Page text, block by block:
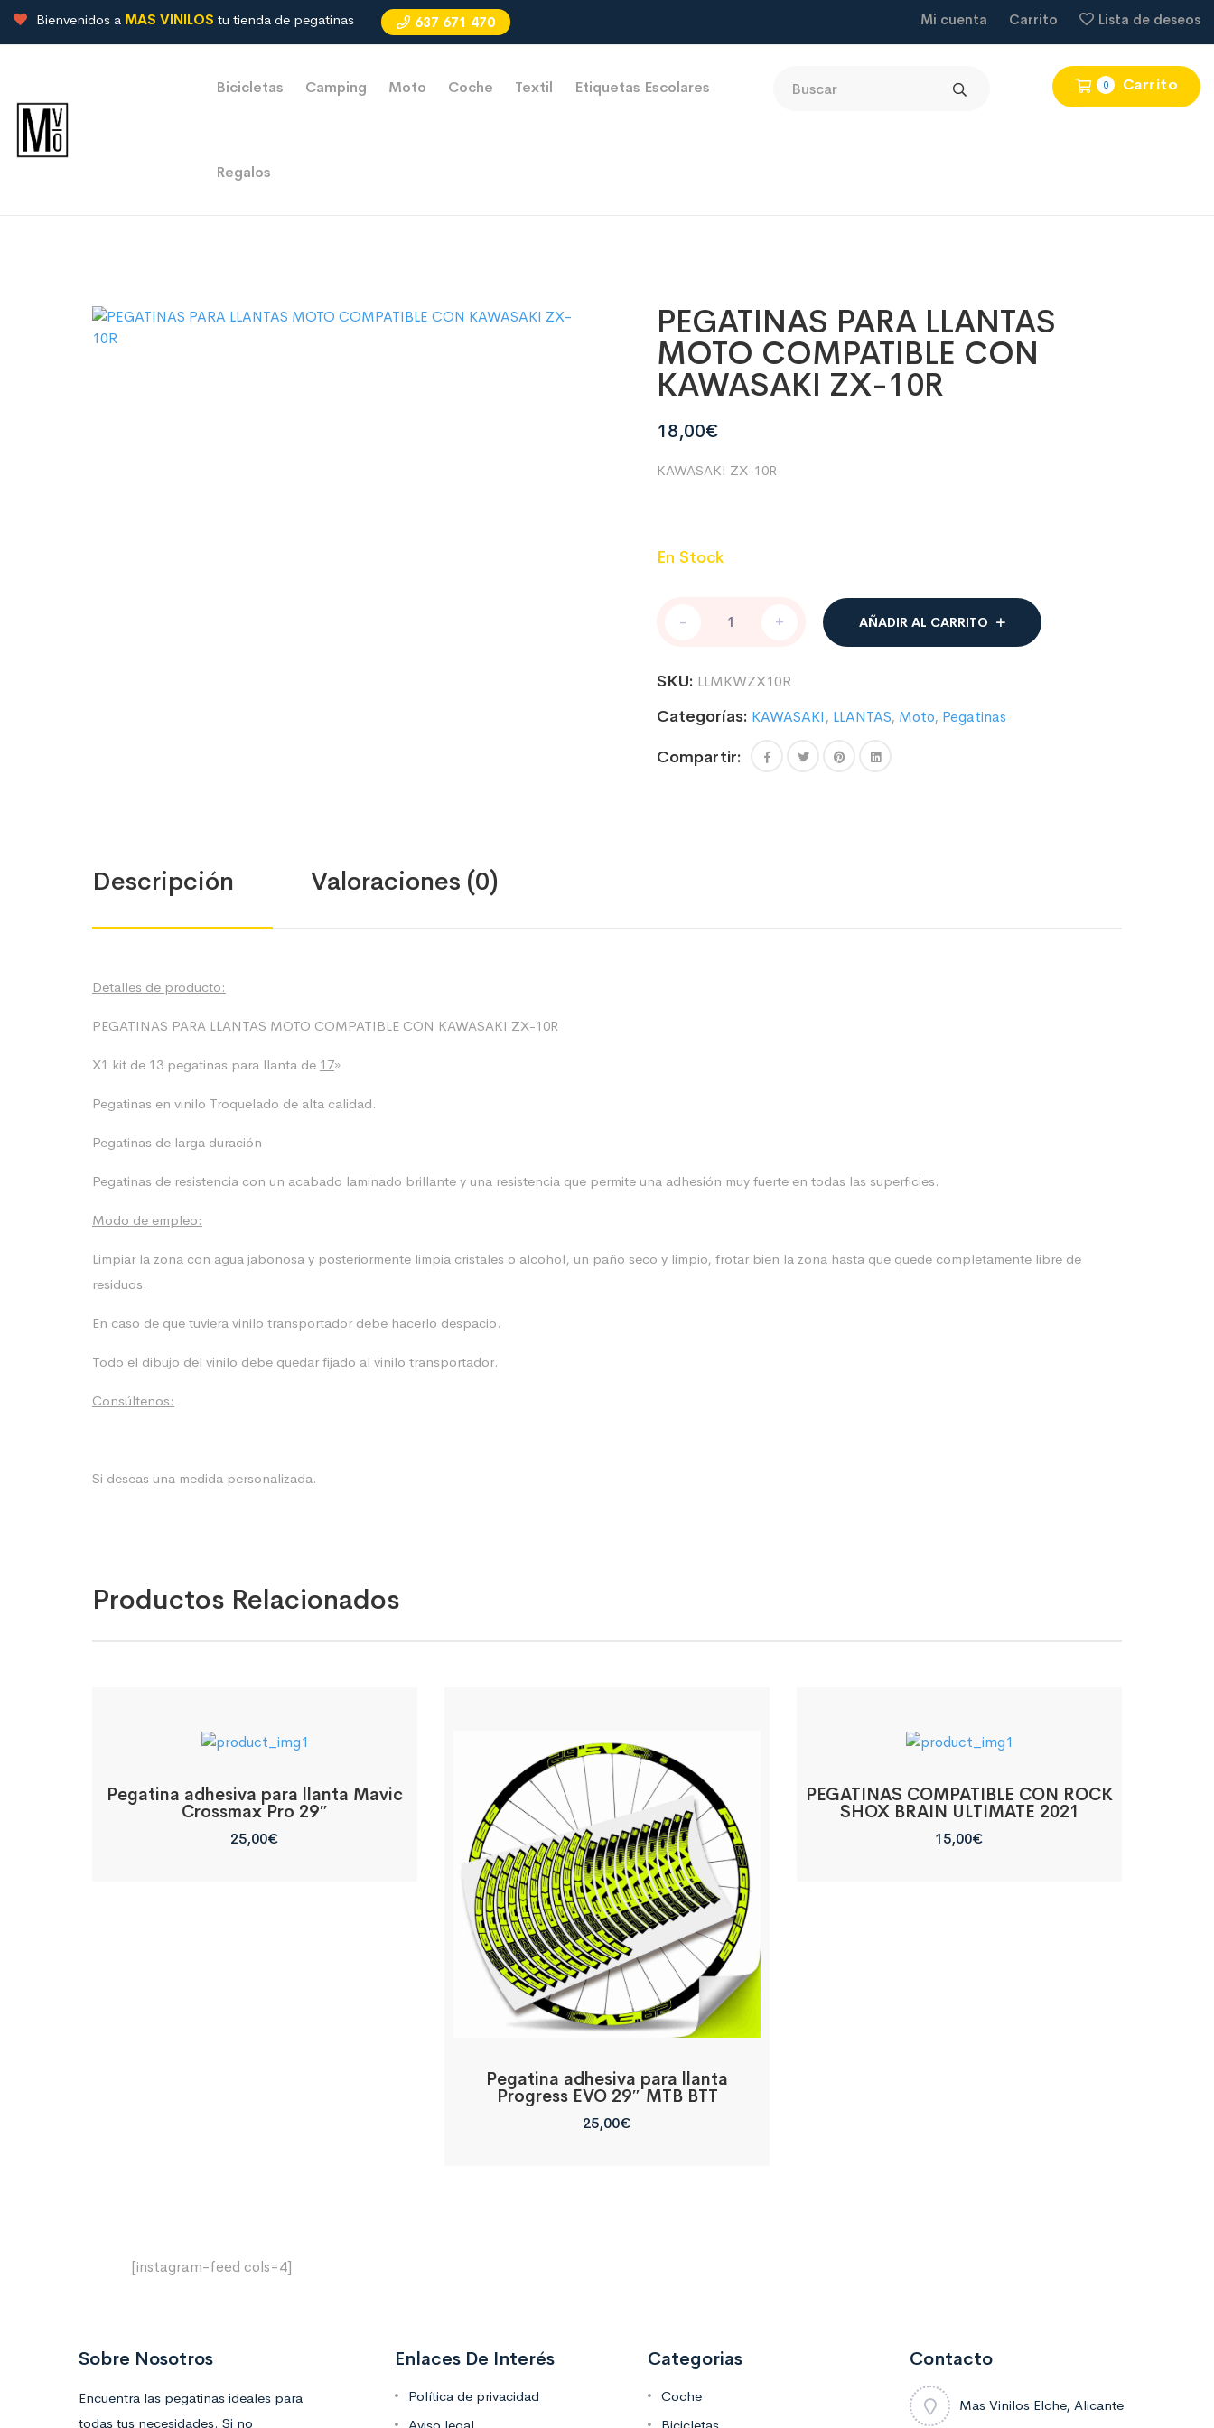
Bienvenidos a MAS VINILOS tu tienda de pegatinas 637 671 470 Mi cuenta Carrito Lista de deseos
0 Carrito
Bicicletas Camping Moto Coche Textil Etiquetas Escolares
Regalos
PEGATINAS PARA LLANTAS
MOTO COMPATIBLE CON
KAWASAKI ZX-10R
18,00€
KAWASAKI ZX-10R
En Stock
PARA
COMPATIBLE
KAWASAKI
10R
- + AÑADIR AL CARRITO
SKU: LLMKWZX10R
Categorías: KAWASAKI, LLANTAS, Moto, Pegatinas
Compartir:
Descripción Valoraciones (0)
Detalles de producto:
PEGATINAS PARA LLANTAS MOTO COMPATIBLE CON KAWASAKI ZX-10R
X1 kit de 13 pegatinas para llanta de 17»
Pegatinas en vinilo Troquelado de alta calidad.
Pegatinas de larga duración
Pegatinas de resistencia con un acabado laminado brillante y una resistencia que permite una adhesión muy fuerte en todas las superficies.
Modo de empleo:
Limpiar la zona con agua jabonosa y posteriormente limpia cristales o alcohol, un paño seco y limpio, frotar bien la zona hasta que quede completamente libre de
residuos.
En caso de que tuviera vinilo transportador debe hacerlo despacio.
Todo el dibujo del vinilo debe quedar fijado al vinilo transportador.
Consúltenos:
Si deseas una medida personalizada.
Productos Relacionados
Pegatina adhesiva para llanta Mavic
Crossmax Pro 29″
25,00€
Pegatina adhesiva para llanta
Progress EVO 29″ MTB BTT
25,00€
PEGATINAS COMPATIBLE CON ROCK
SHOX BRAIN ULTIMATE 2021
15,00€
[instagram-feed cols=4]
Sobre Nosotros
Encuentra las pegatinas ideales para
todas tus necesidades. Si no
Enlaces De Interés
Política de privacidad
Categorias
Coche
Contacto
Mas Vinilos Elche, Alicante